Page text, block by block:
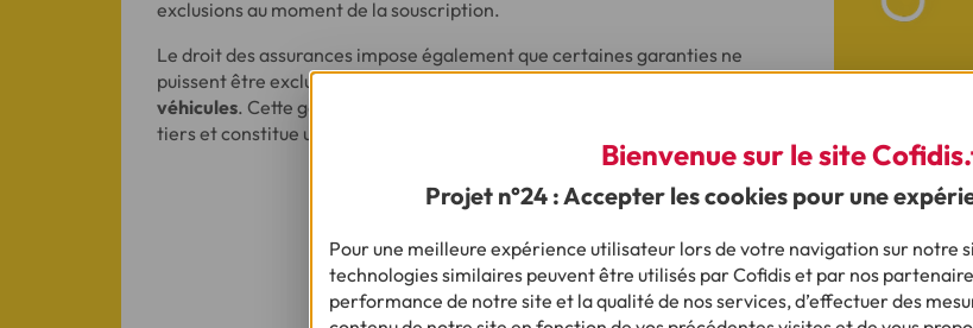
exclusions au moment de la souscription.
Le droit des assurances impose également que certaines garanties ne
puissent être exclues, commela responsabilité civile obligatoire pour les
véhicules. Cette garantie permet de couvrir les dommages causés à des
tiers et constitue une obligation légale pour tout propriétaire de véhicule.
Bienvenue sur le site
Projet n°24 : Accepter les cookies pour une
Pour une meilleure expérience utilisateur lors de votre navigation sur notre
technologies similaires peuvent être utilisés par Cofidis et par nos
performance de notre site et la qualité de nos services, d’effectuer des